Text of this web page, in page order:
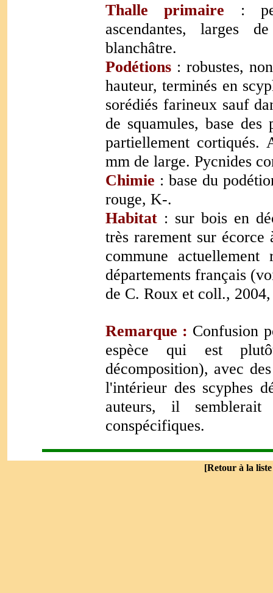
Thalle primaire
:
ascendantes, larges
blanchâtre.
Podétions : robustes,
hauteur, terminés en
sorédiés farineux sauf
de squamules, base
partiellement cortiqués.
mm de large. Pycnides
Chimie : base du
rouge, K-.
Habitat : sur bois en
très rarement sur écorce
commune
départements français
de C. Roux et coll.,
Remarque : Confusion
espèce qui est
décomposition), avec
l'intérieur des scyphes
auteurs, il
conspécifiques.
[Retour à la liste